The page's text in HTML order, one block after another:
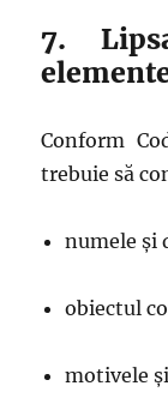
7.
Conform
trebuie să
numele și
obiectul
motivele